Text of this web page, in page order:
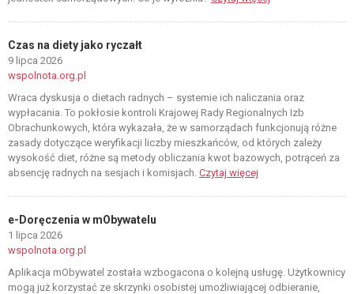
Czas na diety jako ryczałt
9 lipca 2026
wspolnota.org.pl
Wraca dyskusja o dietach radnych – systemie ich naliczania oraz
wypłacania. To pokłosie kontroli Krajowej Rady Regionalnych Izb
Obrachunkowych, która wykazała, że w samorządach funkcjonują różne
zasady dotyczące weryfikacji liczby mieszkańców, od których zależy
wysokość diet, różne są metody obliczania kwot bazowych, potrąceń za
absencję radnych na sesjach i komisjach. Czytaj więcej
e-Doręczenia w mObywatelu
1 lipca 2026
wspolnota.org.pl
Aplikacja mObywatel została wzbogacona o kolejną usługę. Użytkownicy
mogą już korzystać ze skrzynki osobistej umożliwiającej odbieranie,